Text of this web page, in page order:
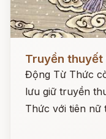
Đọc ngay
Truyền
Động Từ Thức
lưu giữ truyền
Thức với tiên nữ